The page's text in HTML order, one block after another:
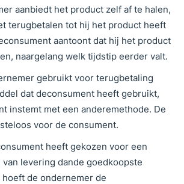
aanbiedt het product zelf af te halen,
terugbetalen tot hij het product heeft
aantoont dat hij het product
naargelang welk tijdstip eerder valt.
gebruikt voor terugbetaling
dat deconsument heeft gebruikt,
instemt met een anderemethode. De
voor de consument.
heeft gekozen voor een
levering dande goedkoopste
de ondernemer de